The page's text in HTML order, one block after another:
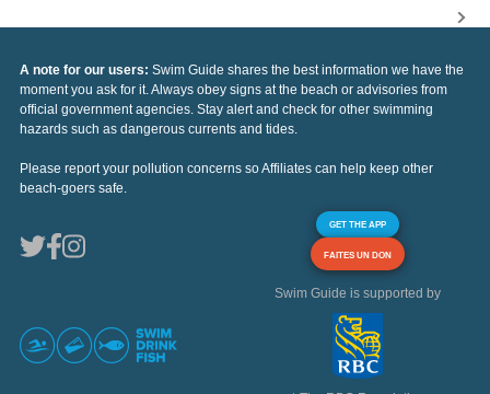
A note for our users: Swim Guide shares the best information we have the
moment you ask for it. Always obey signs at the beach or advisories from
official government agencies. Stay alert and check for other swimming
hazards such as dangerous currents and tides.
Please report your pollution concerns so Affiliates can help keep other
beach-goers safe.
GET THE APP
FAITES UN DON
Swim Guide is supported by